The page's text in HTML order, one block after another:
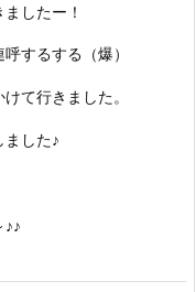
したー！
するする（爆）
て行きました。
ました♪